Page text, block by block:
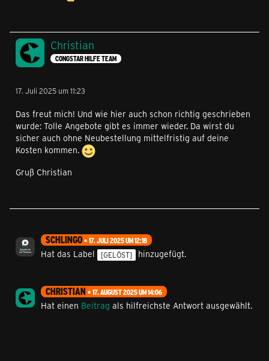
Christian
CONGSTAR HILFE TEAM
17. Juli 2025 um 11:23
Das freut mich! Und wie hier auch schon richtig geschrieben
wurde: Tolle Angebote gibt es immer wieder. Da wirst du
sicher auch ohne Neubestellung mittelfristig auf deine
Kosten kommen.
Gruß Christian
SCHLINGO 17. JULI 2025 UM 12:18
Hat das Label [GELÖST] hinzugefügt.
CHRISTIAN 17. AUGUST 2025 UM 14:06
Hat einen Beitrag als hilfreichste Antwort ausgewählt.